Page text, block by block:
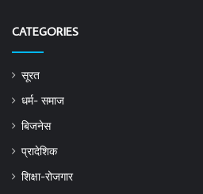
CATEGORIES
सूरत
धर्म- समाज
बिजनेस
प्रादेशिक
शिक्षा-रोजगार